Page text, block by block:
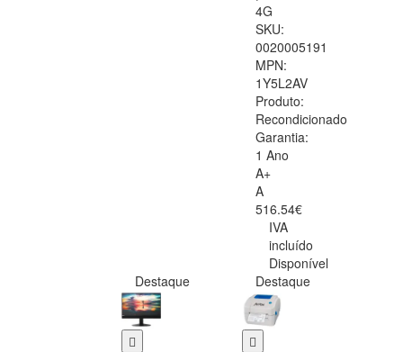
4G
SKU:
0020005191
MPN:
1Y5L2AV
Produto:
Recondicionado
Garantia:
1 Ano
A+
A
516.54€
IVA
incluído
Disponível
Destaque
Destaque